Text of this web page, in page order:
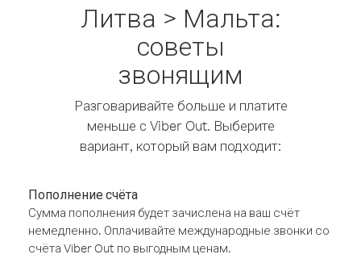
Литва > Мальта:
советы
звонящим
Разговаривайте больше и платите
меньше с Viber Out. Выберите
вариант, который вам подходит:
Пополнение счёта
Сумма пополнения будет зачислена на ваш счёт
немедленно. Оплачивайте международные звонки со
счёта Viber Out по выгодным ценам.